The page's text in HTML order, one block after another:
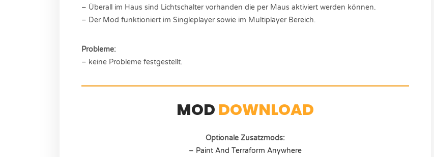
– Überall im Haus sind Lichtschalter vorhanden die per Maus aktiviert werden können.
– Der Mod funktioniert im Singleplayer sowie im Multiplayer Bereich.
Probleme:
– keine Probleme festgestellt.
MOD DOWNLOAD
Optionale Zusatzmods:
– Paint And Terraform Anywhere